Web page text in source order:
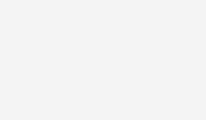
Kanal? Hier finden Sie
aus der
Sie uns einfach, und Sie